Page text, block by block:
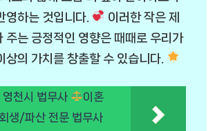
영하는 것입니다.
이러한 작은 제
주는 긍정적인 영향은 때때로 우리가
상의 가치를 창출할 수 있습니다.
영천시 법무사
이혼
생/파산 전문 법무사